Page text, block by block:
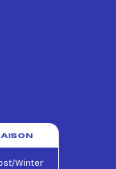
Winter